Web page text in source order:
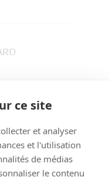
ce site
et analyser
et l'utilisation
de médias
le contenu